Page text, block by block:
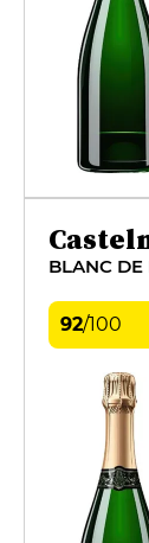
BLANC DE
92/100